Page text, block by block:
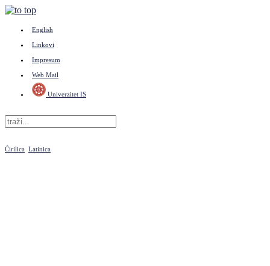
English
Linkovi
Impresum
Web Mail
Univerzitet IS
Ćirilica Latinica